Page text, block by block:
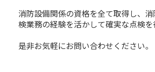
消防設備関係の資格を全て取得し、
検業務の経験を活かして確実な点検を
是非お気軽にお問い合わせください。